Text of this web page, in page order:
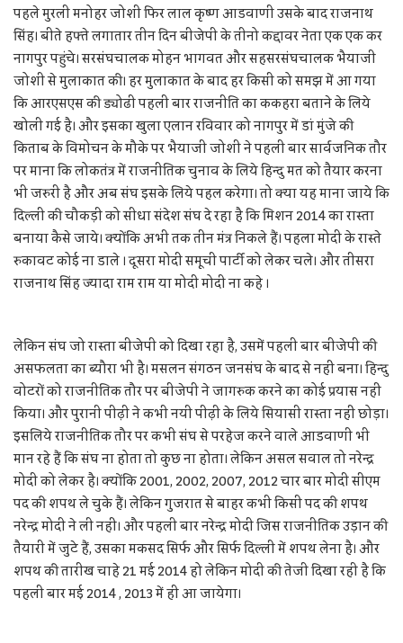
पहले मुरली मनोहर जोशी फिर लाल कृष्ण आडवाणी उसके बाद राजनाथ
सिंह। बीते हफ्ते लगातार तीन दिन बीजेपी के तीनो कद्दावर नेता एक एक कर
नागपुर पहुंचे। सरसंघचालक मोहन भागवत और सहसरसंघचालक भैयाजी
जोशी से मुलाकात की। हर मुलाकात के बाद हर किसी को समझ में आ गया
कि आरएसएस की ड्योढी पहली बार राजनीति का ककहरा बताने के लिये
खोली गई है। और इसका खुला एलान रविवार को नागपुर में डां मुंजे की
किताब के विमोचन के मौके पर भैयाजी जोशी ने पहली बार सार्वजनिक तौर
पर माना कि लोकतंत्र में राजनीतिक चुनाव के लिये हिन्दु मत को तैयार करना
भी जरुरी है और अब संघ इसके लिये पहल करेगा। तो क्या यह माना जाये कि
दिल्ली की चौकड़ी को सीधा संदेश संघ दे रहा है कि मिशन 2014 का रास्ता
बनाया कैसे जाये। क्योंकि अभी तक तीन मंत्र निकले हैं। पहला मोदी के रास्ते
रुकावट कोई ना डाले । दूसरा मोदी समूची पार्टी को लेकर चले। और तीसरा
राजनाथ सिंह ज्यादा राम राम या मोदी मोदी ना कहे ।
लेकिन संघ जो रास्ता बीजेपी को दिखा रहा है, उसमें पहली बार बीजेपी की
असफलता का ब्यौरा भी है। मसलन संगठन जनसंघ के बाद से नहीं बना। हिन्दु
वोटरों को राजनीतिक तौर पर बीजेपी ने जागरुक करने का कोई प्रयास नहीं
किया। और पुरानी पीढ़ी ने कभी नयी पीढ़ी के लिये सियासी रास्ता नहीं छोड़ा।
इसलिये राजनीतिक तौर पर कभी संघ से परहेज करने वाले आडवाणी भी
मान रहे हैं कि संघ ना होता तो कुछ ना होता। लेकिन असल सवाल तो नरेन्द्र
मोदी को लेकर है। क्योंकि 2001, 2002, 2007, 2012 चार बार मोदी सीएम
पद की शपथ ले चुके हैं। लेकिन गुजरात से बाहर कभी किसी पद की शपथ
नरेन्द्र मोदी ने ली नहीं। और पहली बार नरेन्द्र मोदी जिस राजनीतिक उड़ान की
तैयारी में जुटे हैं, उसका मकसद सिर्फ और सिर्फ दिल्ली में शपथ लेना है। और
शपथ की तारीख चाहे 21 मई 2014 हो लेकिन मोदी की तेजी दिखा रही है कि
पहली बार मई 2014 , 2013 में ही आ जायेगा।